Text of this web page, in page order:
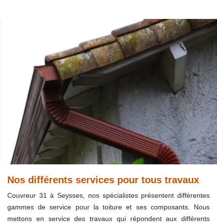
Nos différents services pour tous travaux
Couvreur 31 à Seysses, nos spécialistes présentent différentes
gammes de service pour la toiture et ses composants. Nous
mettons en service des travaux qui répondent aux différents